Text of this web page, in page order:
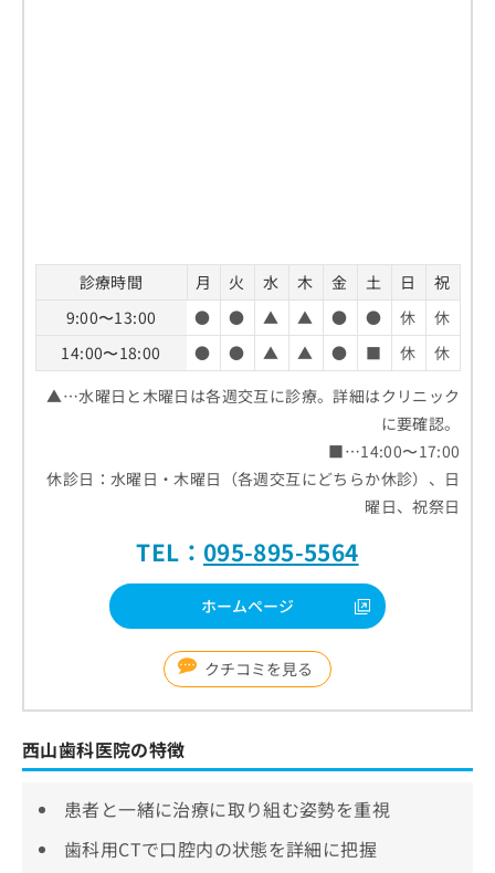
診療時間 月 火 水 木 金 土 日
祝
9:00〜13:00
● ● ▲ ▲ ● ● 休
休
14:00〜18:00
● ● ▲ ▲ ● ■ 休
休
▲…水曜日と木曜日は各週交互に診療。詳細はクリニック
に要確認。
■…14:00〜17:00
休診日：水曜日・木曜日（各週交互にどちらか休診）、日
曜日、祝祭日
TEL： 095-895-5564
ホームページ
クチコミを見る
西山歯科医院の特徴
患者と一緒に治療に取り組む姿勢を重視
歯科用CTで口腔内の状態を詳細に把握